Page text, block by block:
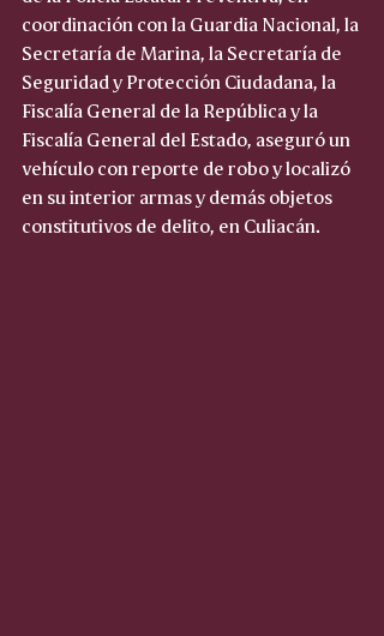
coordinación con la Guardia Nacional, la
Secretaría de Marina, la Secretaría de
Seguridad y Protección Ciudadana, la
Fiscalía General de la República y la
Fiscalía General del Estado, aseguró un
vehículo con reporte de robo y localizó
en su interior armas y demás objetos
constitutivos de delito, en Culiacán.